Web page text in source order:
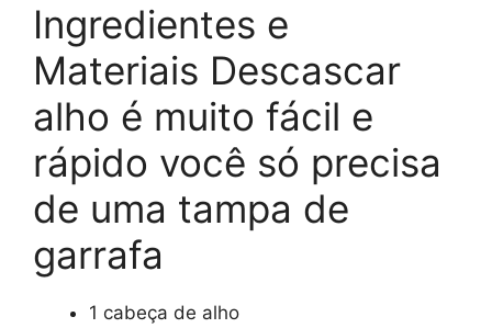
Ingredientes e
Materiais Descascar
alho é muito fácil e
rápido você só precisa
de uma tampa de
garrafa
1 cabeça de alho